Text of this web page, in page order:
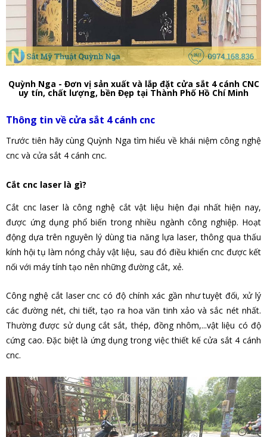
Quỳnh Nga - Đơn vị sản xuất và lắp đặt cửa sắt 4 cánh CNC
uy tín, chất lượng, bền Đẹp tại Thành Phố Hồ Chí Minh
Thông tin về cửa sắt 4 cánh cnc
Trước tiên hãy cùng Quỳnh Nga tìm hiểu về khái niệm công nghệ
cnc và cửa sắt 4 cánh cnc.
Cắt cnc laser là gì?
Cắt cnc laser là công nghệ cắt vật liệu hiện đại nhất hiện nay,
được ứng dụng phổ biến trong nhiều ngành công nghiệp. Hoạt
động dựa trên nguyên lý dùng tia năng lựa laser, thông qua thấu
kính hội tụ làm nóng chảy vật liệu, sau đó điều khiển cnc được kết
nối với máy tính tạo nên những đường cắt, xẻ.
Công nghệ cắt laser cnc có độ chính xác gần như tuyệt đối, xử lý
các đường nét, chi tiết, tạo ra hoa văn tinh xảo và sắc nét nhất.
Thường được sử dụng cắt sắt, thép, đồng nhôm,...vật liệu có độ
cứng cao. Đặc biệt là ứng dụng trong việc thiết kế cửa sắt 4 cánh
cnc.